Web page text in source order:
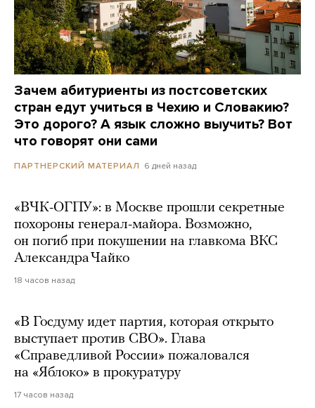
Зачем абитуриенты из постсоветских
стран едут учиться в Чехию и Словакию?
Это дорого? А язык сложно выучить? Вот
что говорят они сами
ПАРТНЕРСКИЙ МАТЕРИАЛ 6 дней назад
«ВЧК-ОГПУ»: в Москве прошли секретные
похороны генерал-майора. Возможно,
он погиб при покушении на главкома ВКС
Александра Чайко
18 часов назад
«В Госдуму идет партия, которая открыто
выступает против СВО». Глава
«Справедливой России» пожаловался
на «Яблоко» в прокуратуру
17 часов назад